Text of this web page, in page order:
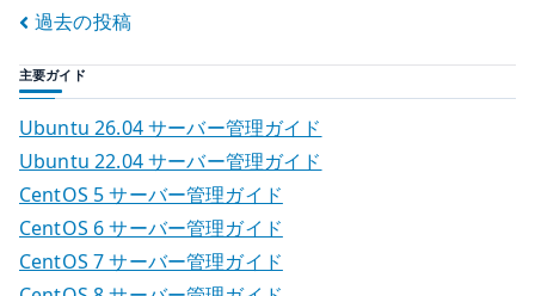
責
務
を
分
け
る
へ
の
投
稿
ナ
ビ
ゲ
ー
過去の投稿
主要ガイド
Ubuntu 26.04 サーバー管理ガイド
Ubuntu 22.04 サーバー管理ガイド
CentOS 5 サーバー管理ガイド
CentOS 6 サーバー管理ガイド
CentOS 7 サーバー管理ガイド